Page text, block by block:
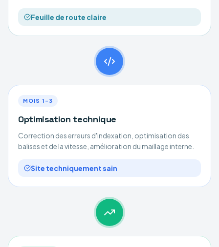
Feuille de route claire
MOIS 1–3
Optimisation technique
Correction des erreurs d'indexation, optimisation des
balises et de la vitesse, amélioration du maillage interne.
Site techniquement sain